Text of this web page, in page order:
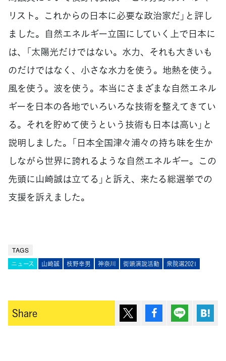
リスト。これからの日本に必要な政治家だ」と評し
ました。自然エネルギー立国にしていく上で日本に
は、「太陽光だけではない。水力、それも大きいも
のだけではなく、小さな水力を使う。地熱を使う。
風を使う。波を使う。本当にさまざまな自然エネル
ギーを日本の各地でいろいろな技術を整えてきてい
る。それを貯めて使うという技術も日本は高い」と
説明しました。「日本全国津々浦々の持ち味を生か
しながら世界に誇れるような自然エネルギー。この
先頭に山崎誠は立てる」と訴え、来たる総選挙での
支援を訴えました。
TAGS
ニュース 山崎誠 枝野幸男 神奈川 街頭演説活動 衆院選2021
Share ポスト シェア Lineで送